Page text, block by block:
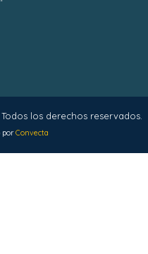
los derechos reservados.
porConvecta